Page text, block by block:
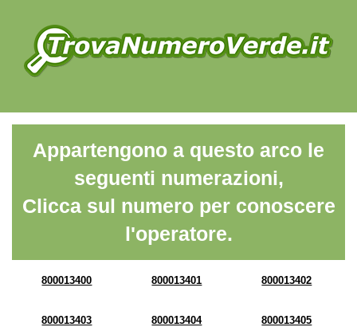
Appartengono a questo arco le
seguenti numerazioni,
Clicca sul numero per conoscere
l'operatore.
800013400 800013401 800013402
800013403 800013404 800013405